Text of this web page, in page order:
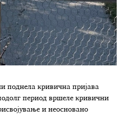
поднела кривична пријава
период вршеле кривични
и неосновано